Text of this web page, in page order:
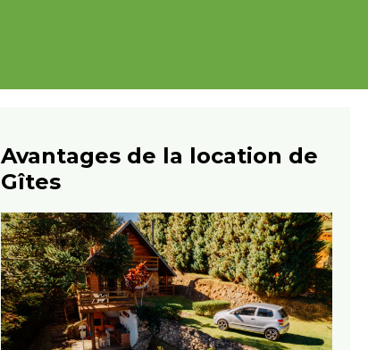
Avantages de la location de
Gîtes